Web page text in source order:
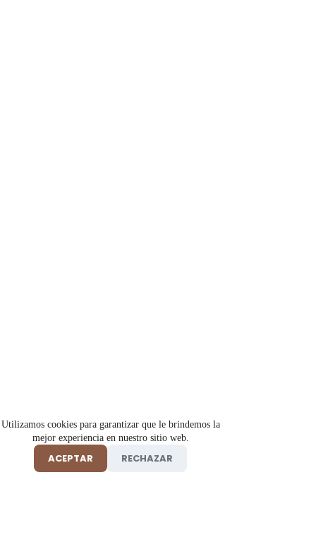
Utilizamos cookies para garantizar que le brindemos la
mejor experiencia en nuestro sitio web.
ACEPTAR RECHAZAR